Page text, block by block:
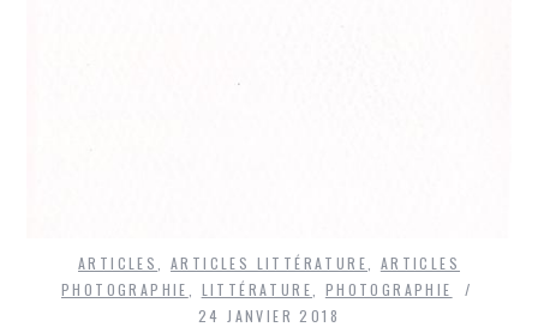
ARTICLES, ARTICLES LITTÉRATURE, ARTICLES
PHOTOGRAPHIE, LITTÉRATURE, PHOTOGRAPHIE
24 JANVIER 2018